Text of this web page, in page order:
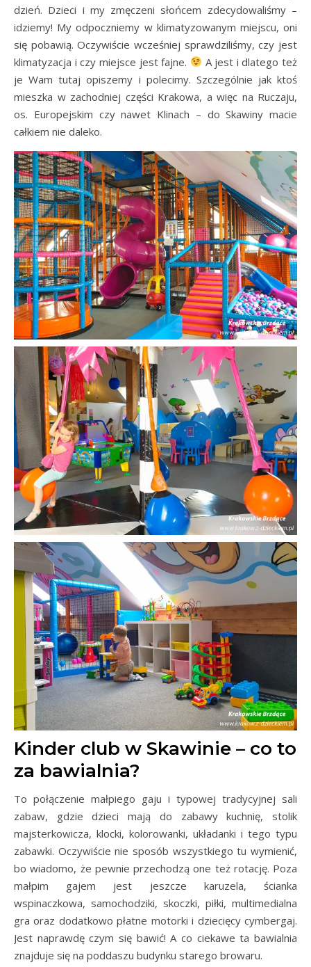
dzień. Dzieci i my zmęczeni słońcem zdecydowaliśmy –
idziemy! My odpoczniemy w klimatyzowanym miejscu, oni
się pobawią. Oczywiście wcześniej sprawdziliśmy, czy jest
klimatyzacja i czy miejsce jest fajne.
A jest i dlatego też
je Wam tutaj opiszemy i polecimy. Szczególnie jak ktoś
mieszka w zachodniej części Krakowa, a więc na Ruczaju,
os. Europejskim czy nawet Klinach – do Skawiny macie
całkiem nie daleko.
Kinder club w Skawinie – co to
za bawialnia?
To połączenie małpiego gaju i typowej tradycyjnej sali
zabaw, gdzie dzieci mają do zabawy kuchnię, stolik
majsterkowicza, klocki, kolorowanki, układanki i tego typu
zabawki. Oczywiście nie sposób wszystkiego tu wymienić,
bo wiadomo, że pewnie przechodzą one też rotację. Poza
małpim gajem jest jeszcze karuzela, ścianka
wspinaczkowa, samochodziki, skoczki, piłki, multimedialna
gra oraz dodatkowo płatne motorki i dziecięcy cymbergaj.
Jest naprawdę czym się bawić! A co ciekawe ta bawialnia
znajduje się na poddaszu budynku starego browaru.